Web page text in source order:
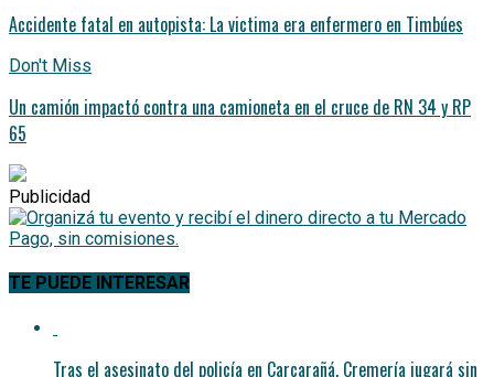
Accidente fatal en autopista: La victima era enfermero en Timbúes
Don't Miss
Un camión impactó contra una camioneta en el cruce de RN 34 y RP
65
Publicidad
TE PUEDE INTERESAR
Tras el asesinato del policía en Carcarañá, Cremería jugará sin